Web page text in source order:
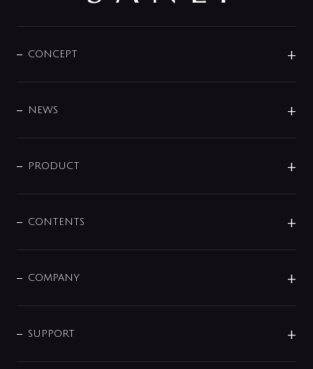
CONCEPT
DESIGN
NEWS
商品に関して
その他
PRODUCT
センサー・タッチ水栓
単水栓
分岐
CONTENTS
COMPANY
企業理念
SUPPORT